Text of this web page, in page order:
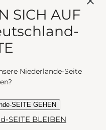
Schönheit. Ihr Duft
Hölzern und
The Coveted Duchess
voller Charme und
SICH AUF
Niederlande-Seite
Niederlande-SEITE GEHEN
SEITE BLEIBEN